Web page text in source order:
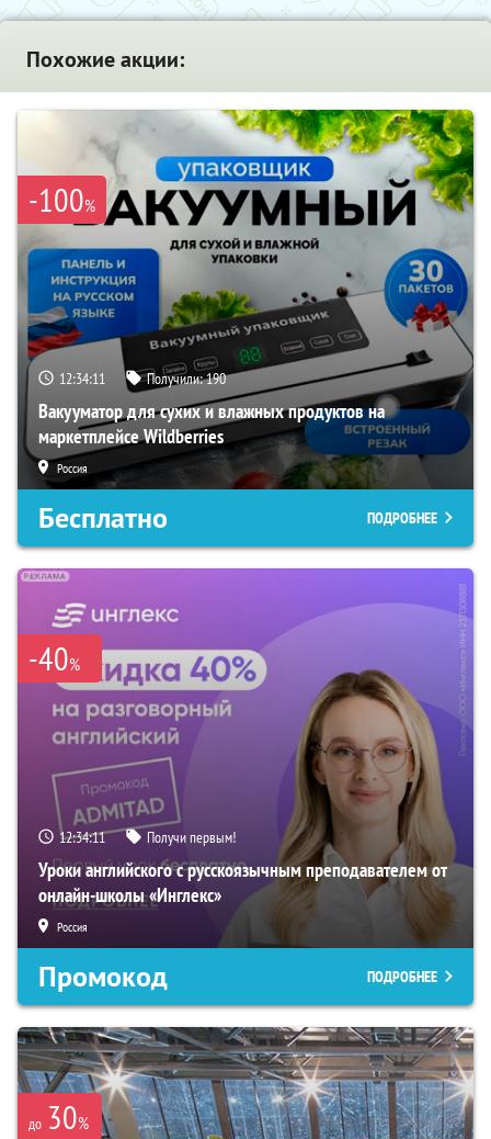
Похожие акции:
-100%
12:34:10 Получили:190
Вакууматор для сухих и влажных продуктов на
маркетплейсе Wildberries
Россия
Бесплатно ПОДРОБНЕЕ
-40%
12:34:10 Получи первым!
Уроки английского с русскоязычным преподавателем от
онлайн-школы «Инглекс»
Россия
Промокод ПОДРОБНЕЕ
до 30%